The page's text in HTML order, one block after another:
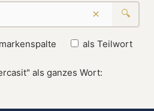
× 🔍
als Teilwort
als ganzes Wort: